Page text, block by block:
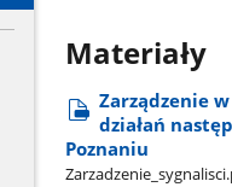
Materiały
Zarządzenie
działań
Poznaniu